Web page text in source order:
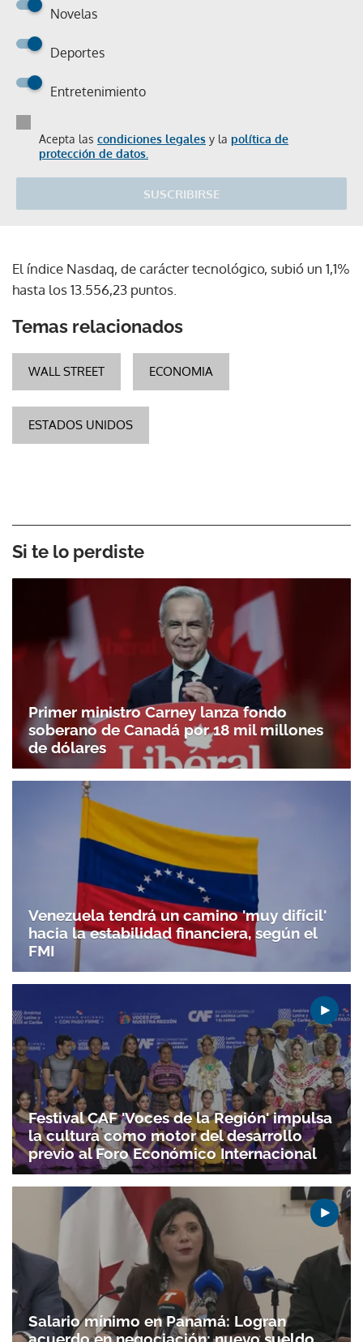
Novelas
Deportes
Entretenimiento
Acepta las condiciones legales y la política de
protección de datos.
SUSCRIBIRSE
El índice Nasdaq, de carácter tecnológico, subió un 1,1%
hasta los 13.556,23 puntos.
Temas relacionados
WALL STREET ECONOMIA
ESTADOS UNIDOS
Si te lo perdiste
Primer ministro Carney lanza fondo
soberano de Canadá por 18 mil millones
de dólares
Venezuela tendrá un camino 'muy difícil'
hacia la estabilidad financiera, según el
FMI
Festival CAF 'Voces de la Región' impulsa
la cultura como motor del desarrollo
previo al Foro Económico Internacional
Salario mínimo en Panamá: Logran